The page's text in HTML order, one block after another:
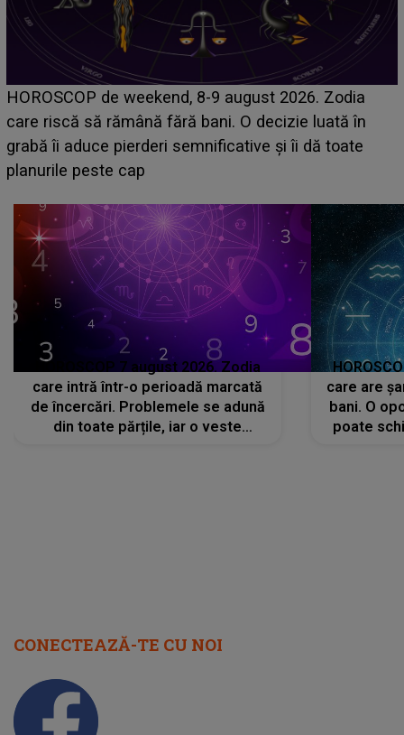
Emanuel a ținut ACEST DETALIU ASCUNS până
acum! În fața Alexandrei, concurentul din Casa Iubirii
face o MĂRTURISIRE NEAȘTEPTATĂ despre mama
sa: "I-am spus și ei în față, eu nu te iubesc pentru
HOROSCOP 7 august 2026. Zodia
care intră într-o perioadă marcată
de încercări. Problemele se adună
din toate părțile, iar o veste
care are
bani. O
poate
CONECTEAZĂ-TE CU NOI